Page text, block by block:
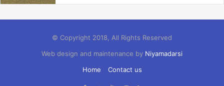
© Copyright 2018, All Rights Reserved
Web design and maintenance by Niyamadarsi
Home
Contact us